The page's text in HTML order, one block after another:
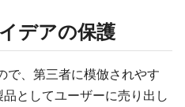
デアの保護
で、第三者に模倣されやす
としてユーザーに売り出し